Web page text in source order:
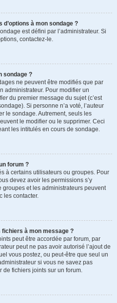
d’options à mon sondage ?
est défini par l’administrateur. Si
contactez-le.
sondage ?
ne peuvent être modifiés que par
administrateur. Pour modifier un
du premier message du sujet (c’est
Si personne n’a voté, l’auteur
le sondage. Autrement, seuls les
le modifier ou le supprimer. Ceci
les intitulés en cours de sondage.
forum ?
à certains utilisateurs ou groupes. Pour
devez avoir les permissions s’y
et les administrateurs peuvent
les contacter.
fichiers à mon message ?
peut être accordée par forum, par
peut ne pas avoir autorisé l’ajout de
vous postez, ou peut-être que seul un
si vous ne savez pas
de fichiers joints sur un forum.